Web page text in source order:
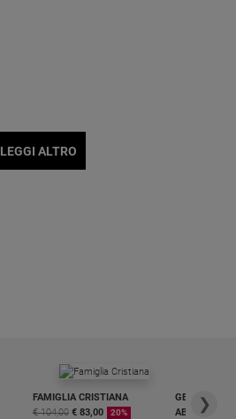
LEGGI ALTRO
FAMIGLIA CRISTIANA
€ 104,00 € 83,00 20%
GBABY
❯